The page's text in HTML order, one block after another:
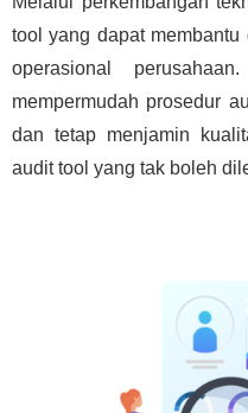
tool yang dapat
operasional
mempermudah prosedur
dan tetap menjamin
audit tool yang tak boleh